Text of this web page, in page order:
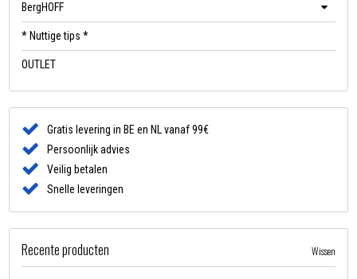
BergHOFF
* Nuttige tips *
OUTLET
Gratis levering in BE en NL vanaf 99€
Persoonlijk advies
Veilig betalen
Snelle leveringen
Recente producten Wissen